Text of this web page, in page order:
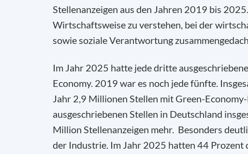
Stellenanzeigen aus den Jahren 2019 bis
Wirtschaftsweise zu verstehen, bei der
sowie soziale Verantwortung
Im Jahr 2025 hatte jede dritte
Economy. 2019 war es noch jede fünfte.
Jahr 2,9 Millionen Stellen mit Green-
ausgeschriebenen Stellen in Deutschland
Million Stellenanzeigen mehr. Besonders
der Industrie. Im Jahr 2025 hatten 44